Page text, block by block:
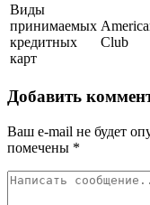
Виды
принимаемых
кредитных
карт
Club
Добавить
Ваш e-mail не будет
помечены *